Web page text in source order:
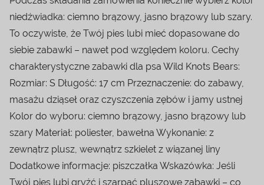
niedźwiadka: ciemno brązowy, jasno brązowy lub szary.
To oczywiste, że Twój pies lubi mieć dopasowane do
siebie zabawki – nawet pod względem koloru. Cechy
charakterystyczne zabawki dla psa Wild Knots Bears:
Rozmiar: S Długość: 17 cm Przeznaczenie: do zabawy,
masażu dziąseł oraz czyszczenia zębów i jamy ustnej
Kolor do wyboru: ciemno brązowy, jasno brązowy lub
szary Materiał: poliester, bawełna Wykonanie: z
zewnątrz plusz, wewnątrz szkielet z wiązanej liny
Dodatkowe informacje: piszczałka Wskazówka: Jeśli
Twój pies lubi gryźć i szarpać pluszowe zabawki – co